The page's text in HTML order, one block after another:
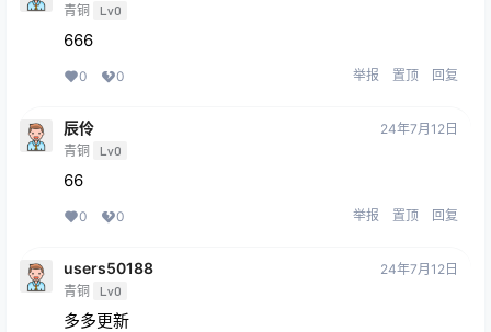
青铜 Lv0
666
0 0 举报 置顶 回复
辰伶
青铜 Lv0
24年7月12日
66
0 0 举报 置顶 回复
users50188
青铜 Lv0
24年7月12日
多多更新